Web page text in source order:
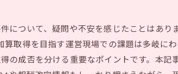
について、疑問や不安を感じたことはあ
取得を目指す運営現場での課題は多岐に
成否を分ける重要なポイントです。本記